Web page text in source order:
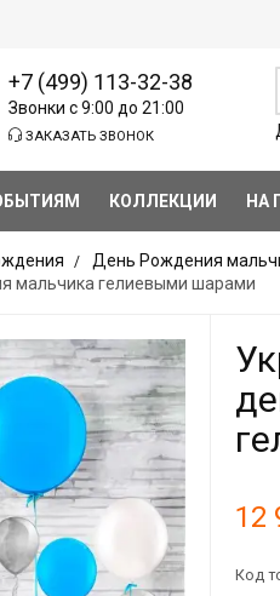
+7 (499) 113-32-38
Звонки с 9:00 до 21:00
ЗАКАЗАТЬ ЗВОНОК
КОЛЛЕКЦИИ НА
День Рождения
мальчика гелиевыми шарами
12
Код